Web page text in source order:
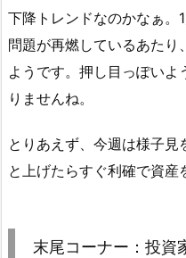
下降トレンドなのかなぁ。
問題が再燃しているあたり
ようです。押し目っぽい
りませんね。
とりあえず、今週は様子見
と上げたらすぐ利確で資産
末尾コーナー：投資